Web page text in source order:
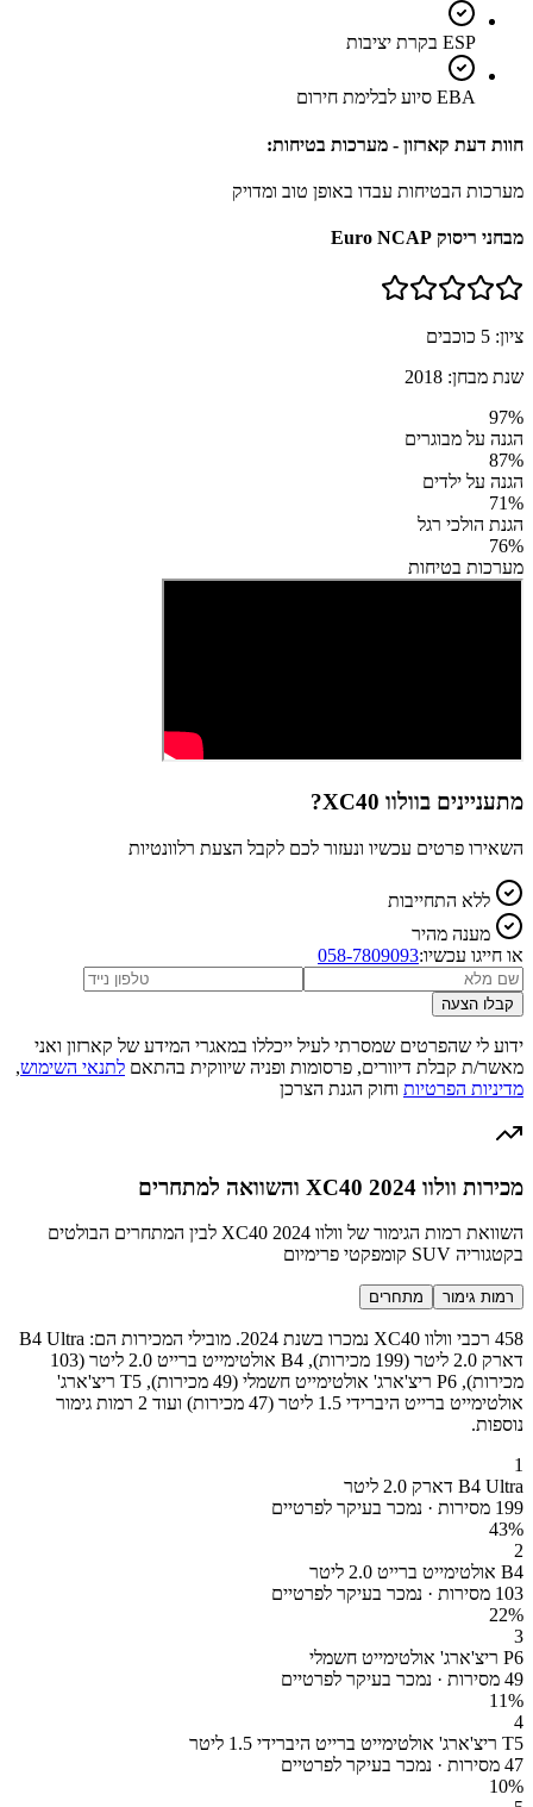
ESP בקרת יציבות
EBA סיוע לבלימת חירום
חוות דעת קארזון - מערכות בטיחות:
מערכות הבטיחות עבדו באופן טוב ומדויק
מבחני ריסוק Euro NCAP
ציון: 5 כוכבים
שנת מבחן: 2018
97%
הגנה על מבוגרים
87%
הגנה על ילדים
71%
הגנת הולכי רגל
76%
מערכות בטיחות
מתעניינים בוולוו XC40 ?
השאירו פרטים עכשיו ונעזור לכם לקבל הצעת רלוונטיות
ללא התחייבות
מענה מהיר
או חייגו עכשיו:058-7809093
קבלו הצעה
ידוע לי שהפרטים שמסרתי לעיל ייכללו במאגרי המידע של קארזון ואני
מאשר/ת קבלת דיוורים, פרסומות ופניה שיווקית בהתאם לתנאי השימוש,
מדיניות הפרטיות וחוק הגנת הצרכן
מכירות וולוו XC40 2024 והשוואה למתחרים
השוואת רמות הגימור של וולוו XC40 2024 לבין המתחרים הבולטים
בקטגוריה SUV קומפקטי פרימיום
רמות גימור מתחרים
458 רכבי וולוו XC40 נמכרו בשנת 2024. מובילי המכירות הם: B4 Ultra
דארק 2.0 ליטר (199 מכירות), B4 אולטימייט ברייט 2.0 ליטר (103
מכירות), P6 ריצ'ארג' אולטימייט חשמלי (49 מכירות), T5 ריצ'ארג'
אולטימייט ברייט היברידי 1.5 ליטר (47 מכירות) ועוד 2 רמות גימור
נוספות.
1
B4 Ultra דארק 2.0 ליטר
199 מסירות · נמכר בעיקר לפרטיים
43%
2
B4 אולטימייט ברייט 2.0 ליטר
103 מסירות · נמכר בעיקר לפרטיים
22%
3
P6 ריצ'ארג' אולטימייט חשמלי
49 מסירות · נמכר בעיקר לפרטיים
11%
4
T5 ריצ'ארג' אולטימייט ברייט היברידי 1.5 ליטר
47 מסירות · נמכר בעיקר לפרטיים
10%